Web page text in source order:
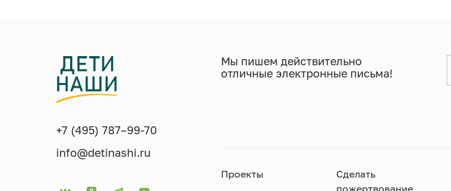
+7 (495) 787–99-70
info@detinashi.ru
Мы пишем действительно
отличные электронные письма!
Проекты
Сделать